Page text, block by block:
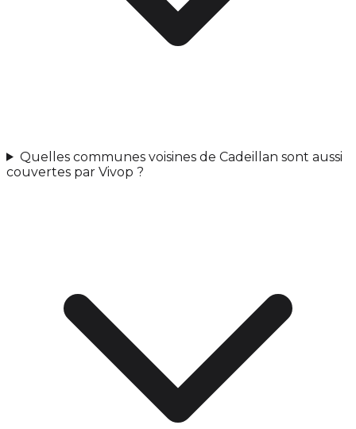
Quelles communes voisines de Cadeillan sont aussi
couvertes par Vivop ?